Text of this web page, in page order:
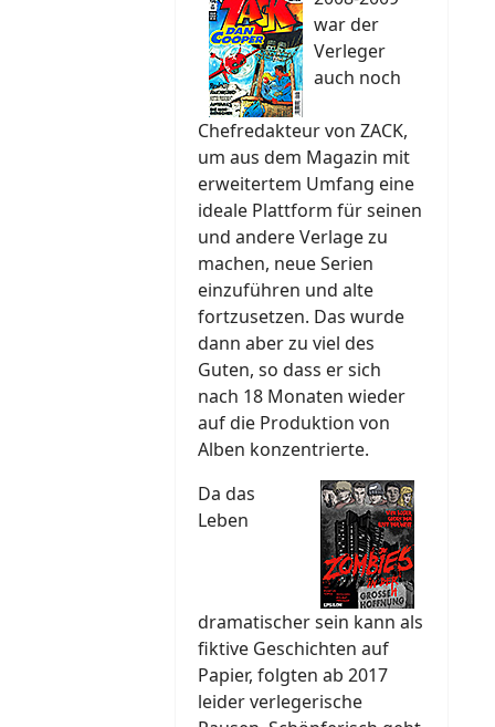
war der
Verleger
auch noch
Chefredakteur von ZACK,
um aus dem Magazin mit
erweitertem Umfang eine
ideale Plattform für seinen
und andere Verlage zu
machen, neue Serien
einzuführen und alte
fortzusetzen. Das wurde
dann aber zu viel des
Guten, so dass er sich
nach 18 Monaten wieder
auf die Produktion von
Alben konzentrierte.
Da das
Leben
dramatischer sein kann als
fiktive Geschichten auf
Papier, folgten ab 2017
leider verlegerische